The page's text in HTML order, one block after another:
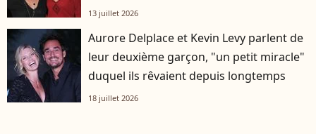
13 juillet 2026
Aurore Delplace et Kevin Levy parlent de
leur deuxième garçon, "un petit miracle"
duquel ils rêvaient depuis longtemps
18 juillet 2026